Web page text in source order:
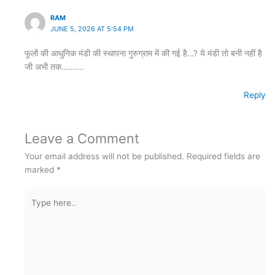
RAM
JUNE 5, 2026 AT 5:54 PM
फूलों की आधुनिक मंडी की स्थापना गुरुग्राम में की गई है…? ये मंडी तो बनी नहीं है
जी अभी तक……….
Reply
Leave a Comment
Your email address will not be published. Required fields are
marked *
here..